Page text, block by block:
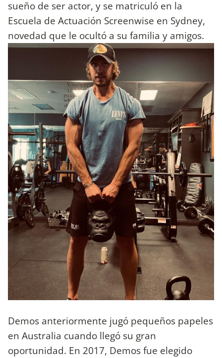
sueño de ser actor, y se matriculó en la
Escuela de Actuación Screenwise en Sydney,
novedad que le ocultó a su familia y amigos.
Demos anteriormente jugó pequeños papeles
en Australia cuando llegó su gran
oportunidad. En 2017, Demos fue elegido